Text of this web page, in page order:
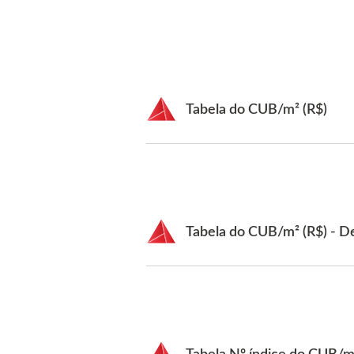
Tabela do CUB/m² (R$)
Tabela do CUB/m² (R$) -